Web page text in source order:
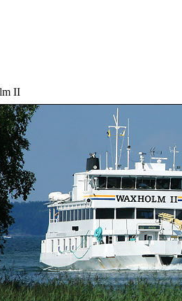
II